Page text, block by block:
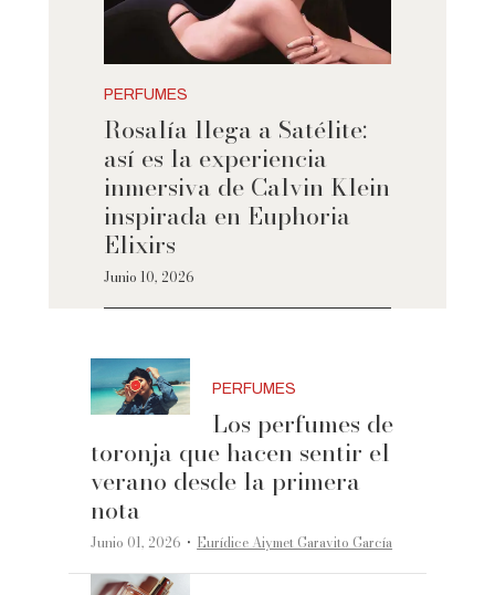
PERFUMES
Rosalía llega a Satélite:
así es la experiencia
inmersiva de Calvin Klein
inspirada en Euphoria
Elixirs
Junio 10, 2026
PERFUMES
Los perfumes de
toronja que hacen sentir el
verano desde la primera
nota
Junio 01, 2026 ·Eurídice Aiymet Garavito García